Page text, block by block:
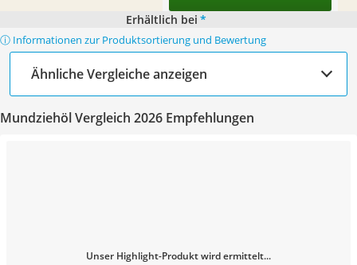
Erhältlich bei *
ⓘ Informationen zur Produktsortierung und Bewertung
Ähnliche Vergleiche anzeigen
Mundziehöl Vergleich 2026 Empfehlungen
Unser Highlight-Produkt wird ermittelt...